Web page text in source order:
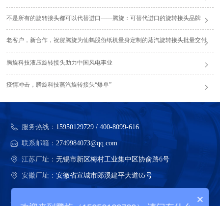
不是所有的旋转接头都可以代替进口——腾旋：可替代进口的旋转接头品牌
老客户，新合作，祝贺腾旋为仙鹤股份纸机量身定制的蒸汽旋转接头批量交付
腾旋科技液压旋转接头助力中国风电事业
疫情冲击，腾旋科技蒸汽旋转接头“爆单”
服务热线： 15950129729 / 400-8099-616
联系邮箱： 2749984073@qq.com
江苏厂址：无锡市新区梅村工业集中区协俞路6号
安徽厂址：安徽省宣城市郎溪建平大道65号
江苏腾旋科技股份有限公司 版权所有 ×